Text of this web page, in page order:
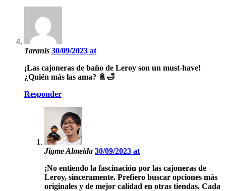
Taranis 30/09/2023 at
¡Las cajoneras de baño de Leroy son un must-have!
¿Quién más las ama? 🚿🛁
Responder
Jigme Almeida 30/09/2023 at
¡No entiendo la fascinación por las cajoneras de
Leroy, sinceramente. Prefiero buscar opciones más
originales y de mejor calidad en otras tiendas. Cada